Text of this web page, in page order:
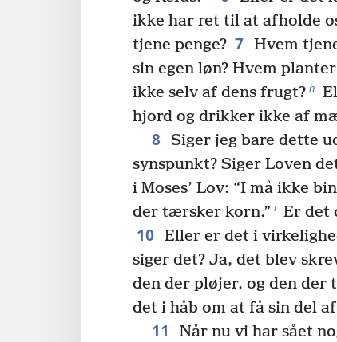
ikke har ret til at afholde
tjene penge? 7 Hvem
sin egen løn? Hvem
ikke selv af dens frugt? h
hjord og drikker ikke af
8 Siger jeg bare dette
synspunkt? Siger Loven
i Moses’ Lov: “I må ikke
der tærsker korn.” i Er det
10 Eller er det i
siger det? Ja, det blev
den der pløjer, og den der
det i håb om at få sin del
11
Når nu vi har sået